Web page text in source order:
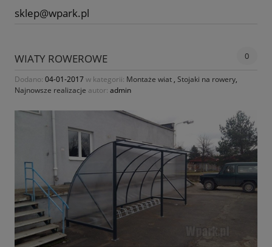
sklep@wpark.pl
WIATY ROWEROWE 0
Dodano: 04-01-2017w kategorii: Montaże wiat, Stojaki na rowery,
Najnowsze realizacje autor: admin